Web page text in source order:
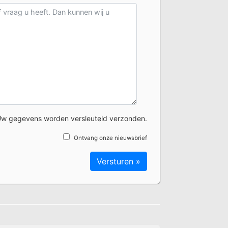
gegevens worden versleuteld verzonden.
Ontvang onze nieuwsbrief